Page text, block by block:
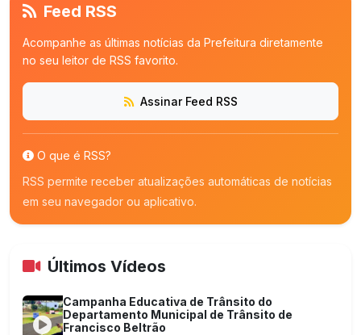
Feed RSS
Acompanhe as últimas notícias da Prefeitura diretamente
no seu leitor de RSS favorito.
Assinar Feed RSS
O que é RSS?
RSS permite receber atualizações automáticas de notícias
em seu navegador ou aplicativo.
Últimos Vídeos
Campanha Educativa de Trânsito do
Departamento Municipal de Trânsito de
Francisco Beltrão